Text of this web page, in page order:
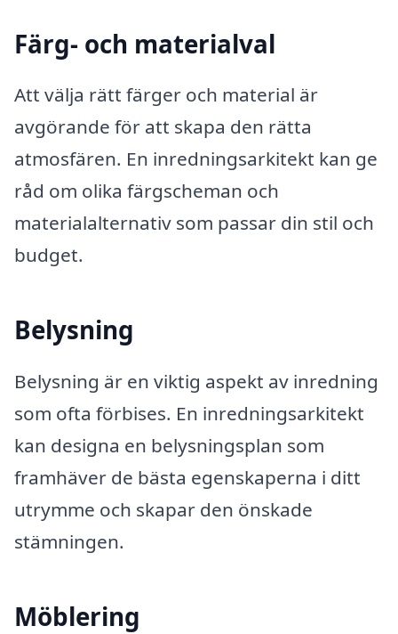
Färg- och materialval
Att välja rätt färger och material är
avgörande för att skapa den rätta
atmosfären. En inredningsarkitekt kan ge
råd om olika färgscheman och
materialalternativ som passar din stil och
budget.
Belysning
Belysning är en viktig aspekt av inredning
som ofta förbises. En inredningsarkitekt
kan designa en belysningsplan som
framhäver de bästa egenskaperna i ditt
utrymme och skapar den önskade
stämningen.
Möblering